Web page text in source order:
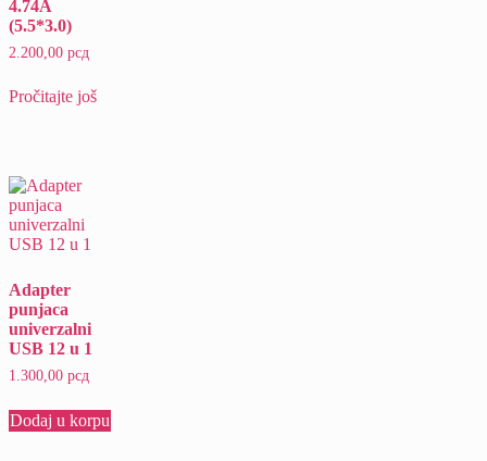
4.74A
(5.5*3.0)
2.200,00 рсд
Pročitajte još
Adapter
punjaca
univerzalni
USB 12 u 1
1.300,00 рсд
Dodaj u korpu